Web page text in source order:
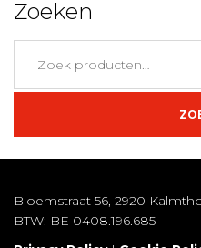
Zoeken
naar:
Bloemstraat 56, 2920
BTW: BE 0408.196.685